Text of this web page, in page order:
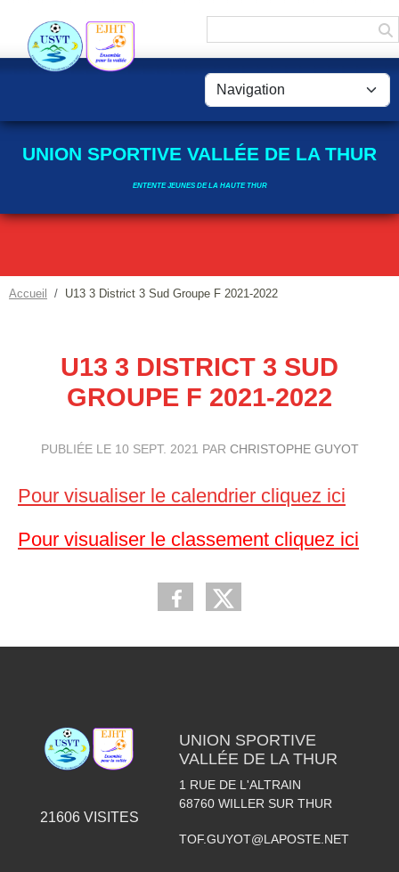
UNION SPORTIVE VALLÉE DE LA THUR
ENTENTE JEUNES DE LA HAUTE THUR
Accueil U13 3 District 3 Sud Groupe F 2021-2022
U13 3 DISTRICT 3 SUD
GROUPE F 2021-2022
PUBLIÉE LE 10 SEPT. 2021 PAR CHRISTOPHE GUYOT
Pour visualiser le calendrier cliquez ici
Pour visualiser le classement cliquez ici
21606VISITES
UNION SPORTIVE
VALLÉE DE LA THUR
1 RUE DE L'ALTRAIN
68760 WILLER SUR THUR
TOF.GUYOT@LAPOSTE.NET